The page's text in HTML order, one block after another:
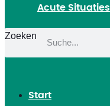
Acute Situaties
Zoeken
Start